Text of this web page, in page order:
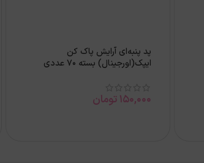
پد پنبه‌ای آرایش پاک کن
ایپک(اورجینال) بسته 70 عددی
150,000تومان